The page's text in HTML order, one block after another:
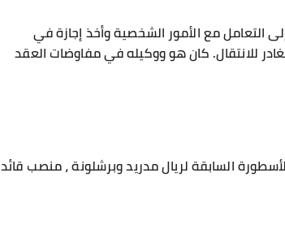
التعامل مع الأمور الشخصية وأخذ إجازة في
للانتقال. كان هو ووكيله في مفاوضات العقد
السابقة لريال مدريد وبرشلونة ، منصب قائد